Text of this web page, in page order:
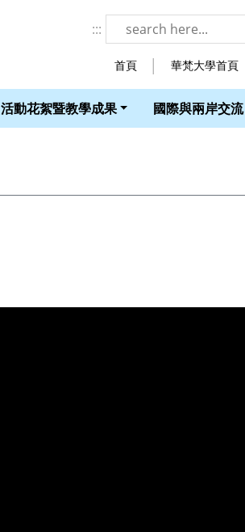
:::
首頁 華梵大學首頁
活動花絮暨教學成果 國際與兩岸交流